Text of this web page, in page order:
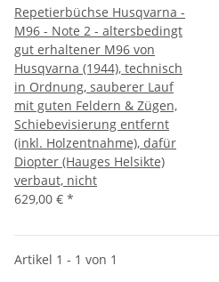
Repetierbüchse Husqvarna -
M96 - Note 2 - altersbedingt
gut erhaltener M96 von
Husqvarna (1944), technisch
in Ordnung, sauberer Lauf
mit guten Feldern & Zügen,
Schiebevisierung entfernt
(inkl. Holzentnahme), dafür
Diopter (Hauges Helsikte)
verbaut, nicht
629,00 € *
Artikel 1 - 1 von 1